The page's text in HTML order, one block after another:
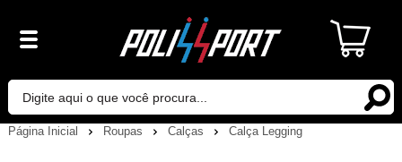
Página Inicial Roupas Calças Calça Legging